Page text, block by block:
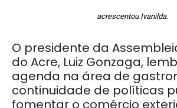
acrescentou Ivanilda.
O presidente da
do Acre, Luiz Gonzaga,
agenda na área de
continuidade de políticas
fomentar o comércio